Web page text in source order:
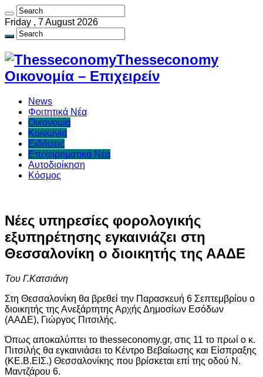
Friday , 7 August 2026
Thesseconomy
Οικονομία – Επιχειρείν
News
Φοιτητικά Νέα
Οικονομία
Κοινωνία
Ειδήσεις
Επιχειρηματικά Νέα
Αυτοδιοίκηση
Κόσμος
Νέες υπηρεσίες φορολογικής
εξυπηρέτησης εγκαινιάζει στη
Θεσσαλονίκη ο διοικητής της ΑΑΔΕ
Του Γ.Κατσιάνη
Στη Θεσσαλονίκη θα βρεθεί την Παρασκευή 6 Σεπτεμβρίου ο
διοικητής της Ανεξάρτητης Αρχής Δημοσίων Εσόδων
(ΑΑΔΕ), Γιώργος Πιτσιλής.
Όπως αποκαλύπτει το thesseconomy.gr, στις 11 το πρωί ο κ.
Πιτσιλής θα εγκαινιάσει το Κέντρο Βεβαίωσης και Είσπραξης
(ΚΕ.Β.ΕΙΣ.) Θεσσαλονίκης που βρίσκεται επί της οδού Ν.
Μαντζάρου 6.